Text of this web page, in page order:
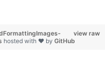
view raw
hosted with ❤ by GitHub